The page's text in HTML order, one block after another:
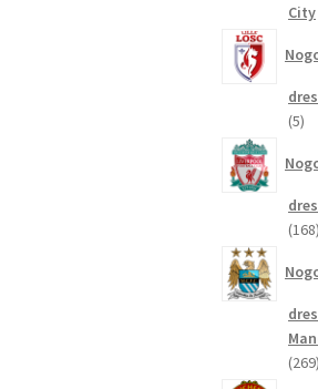
City
55
168
269